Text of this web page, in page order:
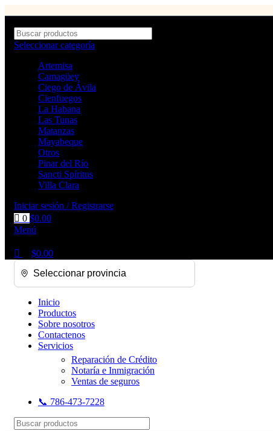
Seleccionar categoría
Artemisa
Camagüey
Ciego de Ávila
Cienfuegos
La Habana
Las Tunas
Matanzas
Mayabeque
Otros
Pinar del Río
Sancti Spíritus
Villa Clara
Iniciar sesión / Registrarse
0 $0.00
Menú
$0.00
Inicio
Productos
Sobre nosotros
Contactenos
Servicios
Reparación de Crédito
Notaría e Inmigración
Ventas de seguros
📞 786-473-7228